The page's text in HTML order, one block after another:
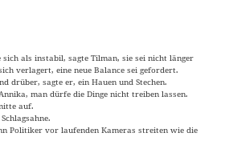
als instabil, sagte Tilman, sie sei nicht länger
verlagert, eine neue Balance sei gefordert.
drüber, sagte er, ein Hauen und Stechen.
man dürfe die Dinge nicht treiben lassen.
auf.
Politiker vor laufenden Kameras streiten wie die